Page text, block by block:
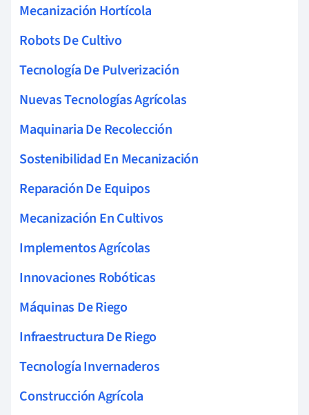
Mecanización Hortícola
Robots De Cultivo
Tecnología De Pulverización
Nuevas Tecnologías Agrícolas
Maquinaria De Recolección
Sostenibilidad En Mecanización
Reparación De Equipos
Mecanización En Cultivos
Implementos Agrícolas
Innovaciones Robóticas
Máquinas De Riego
Infraestructura De Riego
Tecnología Invernaderos
Construcción Agrícola